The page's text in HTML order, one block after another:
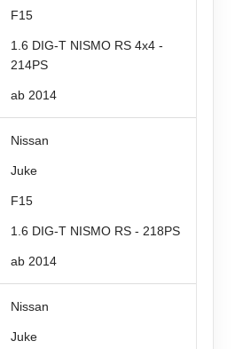
F15
1.6 DIG-T NISMO RS 4x4 -
214PS
ab 2014
Nissan
Juke
F15
1.6 DIG-T NISMO RS - 218PS
ab 2014
Nissan
Juke